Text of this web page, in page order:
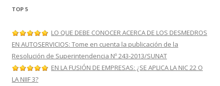
TOP 5
LO QUE DEBE CONOCER ACERCA DE LOS DESMEDROS
EN AUTOSERVICIOS: Tome en cuenta la publicación de la
Resolución de Superintendencia Nº 243-2013/SUNAT
EN LA FUSIÓN DE EMPRESAS: ¿SE APLICA LA NIC 22 O
LA NIIF 3?